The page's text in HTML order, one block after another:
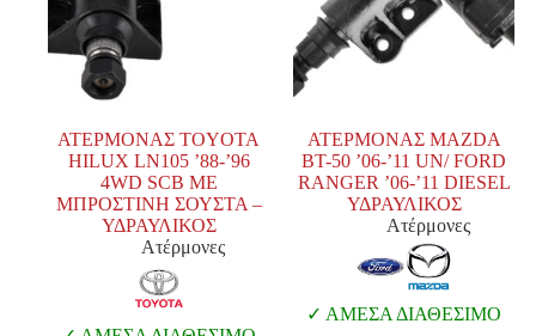
ΑΤΕΡΜΟΝΑΣ TOYOTA
HILUX LN105 ’88-’96
4WD SCB ΜΕ
ΜΠΡΟΣΤΙΝΗ ΣΟΥΣΤΑ –
ΥΔΡΑΥΛΙΚΟΣ
Ατέρμονες
ΑΤΕΡΜΟΝΑΣ MAZDA
BT-50 ’06-’11 UN/ FORD
RANGER ’06-’11 DIESEL
ΥΔΡΑΥΛΙΚΟΣ
Ατέρμονες
ΑΜΕΣΑ ΔΙΑΘΕΣΙΜΟ